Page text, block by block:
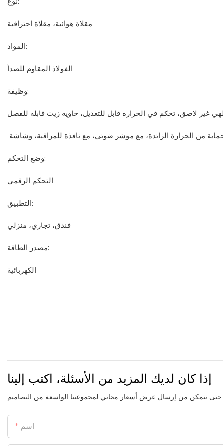
مقلاة هوائية، مقلاة احترافية
المواد:
الفولاذ المقاوم للصدأ
وظيفة:
وضع التحكم:
التحكم الرقمي
التطبيق:
فندق، تجاري، منزلي
مصدر الطاقة:
الكهربائية
إذا كان لديك المزيد من الأسئلة، اكتب إلينا
اسم